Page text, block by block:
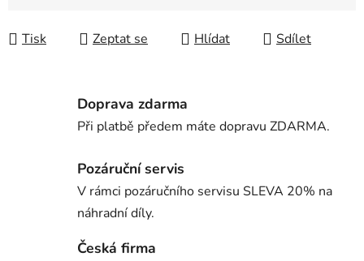
Tisk Zeptat se Hlídat Sdílet
Doprava zdarma
Při platbě předem máte dopravu ZDARMA.
Pozáruční servis
V rámci pozáručního servisu SLEVA 20% na
náhradní díly.
Česká firma